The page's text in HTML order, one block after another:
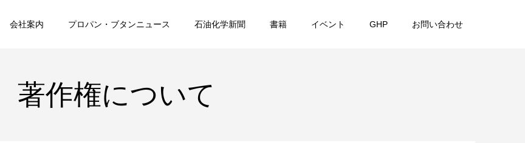
会社案内 プロパン・ブタンニュース 石油化学新聞 書籍 イベント GHP お問い合わせ
著作権について